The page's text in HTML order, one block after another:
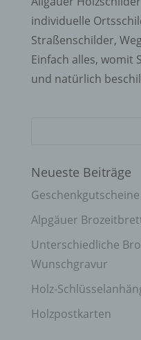
individuelle
Straßenschilder,
Einfach alles, womit
und natürlich
Neueste Beiträge
Geschenkgutscheine
Alpgäuer
Unterschiedliche
Wunschgravur
Holz-
Holzpostkarten